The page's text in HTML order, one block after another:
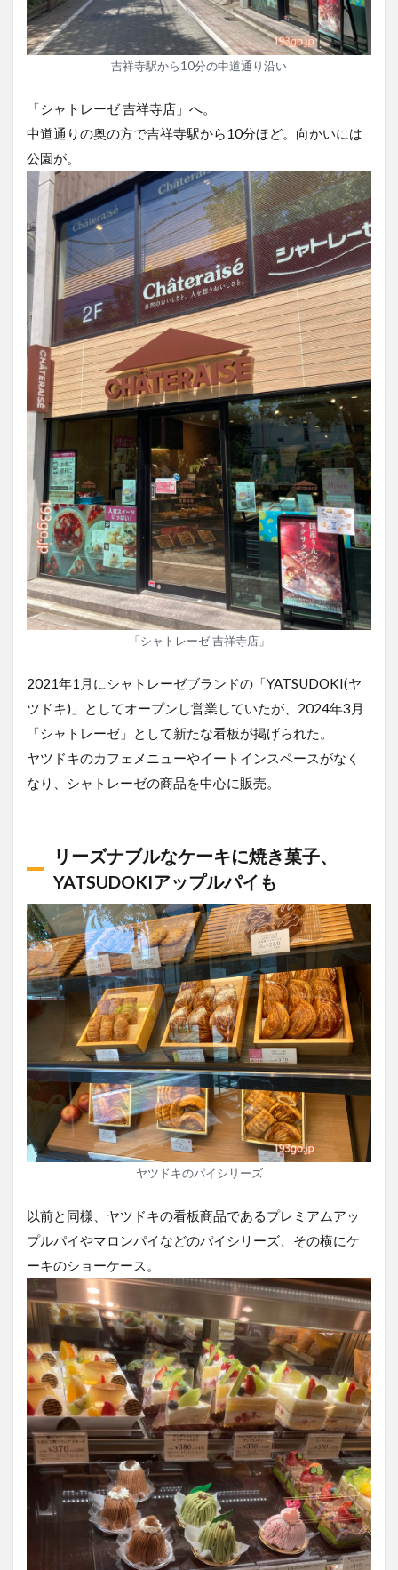
吉祥寺駅から10分の中道通り沿い
「シャトレーゼ 吉祥寺店」へ。
中道通りの奥の方で吉祥寺駅から10分ほど。向かいには
公園が。
「シャトレーゼ 吉祥寺店」
2021年1月にシャトレーゼブランドの「YATSUDOKI(ヤ
ツドキ)」としてオープンし営業していたが、2024年3月
「シャトレーゼ」として新たな看板が掲げられた。
ヤツドキのカフェメニューやイートインスペースがなく
なり、シャトレーゼの商品を中心に販売。
リーズナブルなケーキに焼き菓子、
YATSUDOKIアップルパイも
ヤツドキのパイシリーズ
以前と同様、ヤツドキの看板商品であるプレミアムアッ
プルパイやマロンパイなどのパイシリーズ、その横にケ
ーキのショーケース。